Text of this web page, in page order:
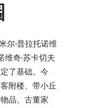
尔·普拉托诺维
维奇·苏卡切夫
了基础。今
附楼、带小丘
品、古董家